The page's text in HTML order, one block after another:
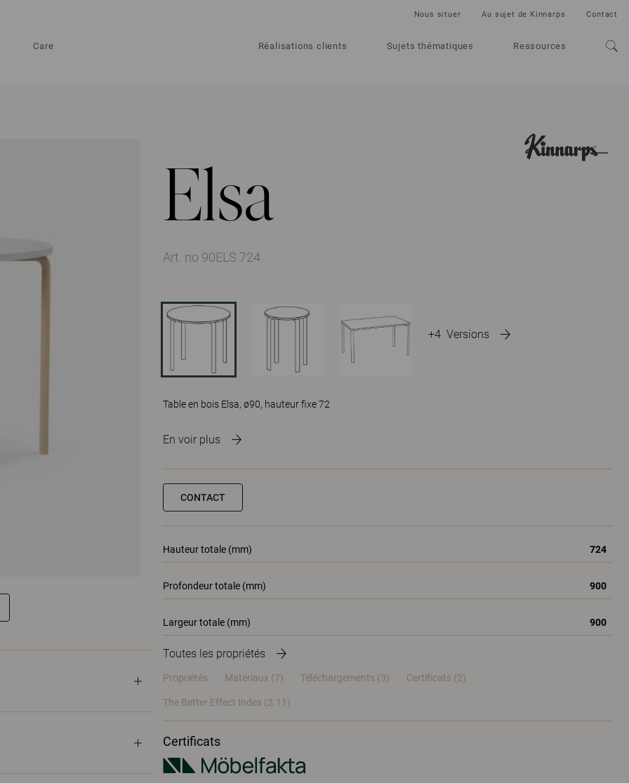
Care Réalisations clients Sujets thématiques Ressources
Nous situer Au sujet de Kinnarps Contact
Elsa
+4 Versions
Art. no 90ELS 724
Table en bois Elsa, ø90, hauteur fixe 72
En voir plus
CONTACT
Hauteur totale (mm) 724
Profondeur totale (mm) 900
Largeur totale (mm) 900
Toutes les propriétés
Propriétés Matériaux (7) Téléchargements (3) Certificats (2)
The Better Effect Index (2.11)
Certificats